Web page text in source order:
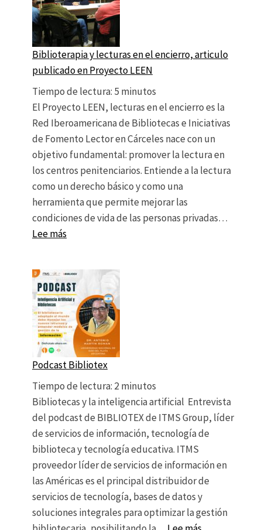
Biblioterapia y lecturas en el encierro, articulo
publicado en Proyecto LEEN
Tiempo de lectura: 5 minutos
El Proyecto LEEN, lecturas en el encierro es la
Red Iberoamericana de Bibliotecas e Iniciativas
de Fomento Lector en Cárceles nace con un
objetivo fundamental: promover la lectura en
los centros penitenciarios. Entiende a la lectura
como un derecho básico y como una
herramienta que permite mejorar las
condiciones de vida de las personas privadas…
Lee más: Biblioterapia y lecturas en el encierro,
Podcast Bibliotex
Tiempo de lectura: 2minutos
Bibliotecas y la inteligencia artificial Entrevista
del podcast de BIBLIOTEX de ITMS Group, líder
de servicios de información, tecnología de
biblioteca y tecnología educativa. ITMS
proveedor líder de servicios de información en
las Américas es el principal distribuidor de
servicios de tecnología, bases de datos y
soluciones integrales para optimizar la gestión